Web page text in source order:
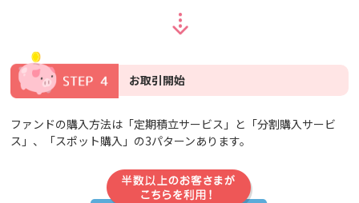
お取引開始
ファンドの購入方法は「定期積立サービス」と「分割購入サービ
ス」、「スポット購入」の3パターンあります。